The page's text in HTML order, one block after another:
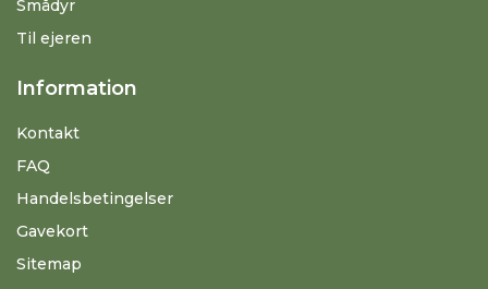
Smådyr
Til ejeren
Information
Kontakt
FAQ
Handelsbetingelser
Gavekort
Sitemap